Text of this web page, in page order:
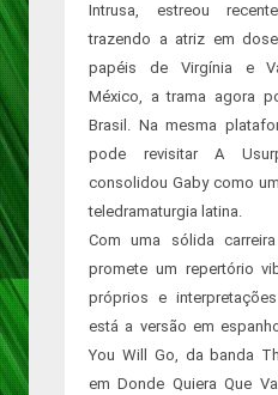
Intrusa, estreou
trazendo a atriz em
papéis de Virgínia e
México, a trama agora
Brasil. Na mesma
pode revisitar A
consolidou Gaby como
teledramaturgia latina.
Com uma sólida
promete um repertório
próprios e
está a versão em
You Will Go, da banda
em Donde Quiera Que